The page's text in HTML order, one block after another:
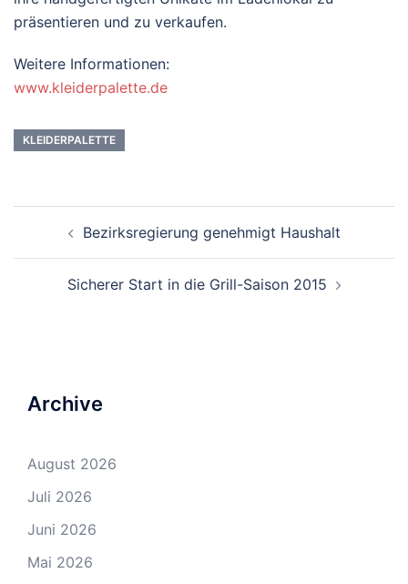
präsentieren und zu verkaufen.
Weitere Informationen:
www.kleiderpalette.de
KLEIDERPALETTE
NavigationBezirksregierung genehmigt Haushalt
Sicherer Start in die Grill-Saison 2015
Archive
August 2026
Juli 2026
Juni 2026
Mai 2026